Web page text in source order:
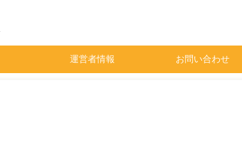
運営者情報 お問い合わせ